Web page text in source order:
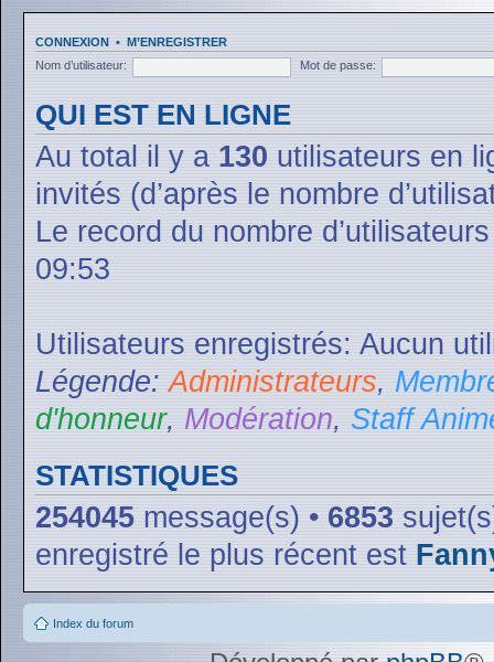
CONNEXION • M’ENREGISTRER
Nom d’utilisateur:
Mot de passe:
QUI EST EN LIGNE
Au total il y a 130 utilisateurs en
invités (d’après le nombre
Le record du nombre
09:53
Utilisateurs enregistrés: Aucun
Légende:Administrateurs,
d'honneur, Modération, Staff
STATISTIQUES
254045 message(s) • 6853
enregistré le plus récent est
Index du forum